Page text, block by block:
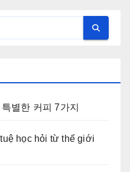
별한 커피 7가지
học hỏi từ thế giới